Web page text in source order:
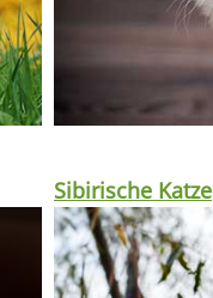
Sibirische Katze